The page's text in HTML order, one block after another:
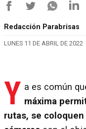
Redacción Parabrisas
LUNES 11 DE ABRIL DE 2022
Y a es común
máxima
rutas, se